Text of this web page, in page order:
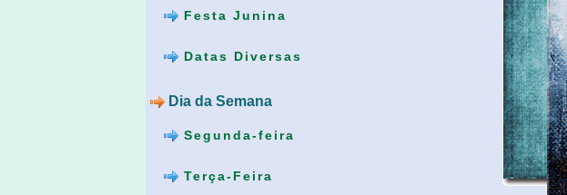
Festa Junina
Datas Diversas
Dia da Semana
Segunda-feira
Terça-Feira